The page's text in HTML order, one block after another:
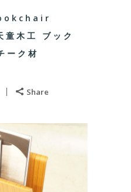
木工 ブック
ーク材
Share